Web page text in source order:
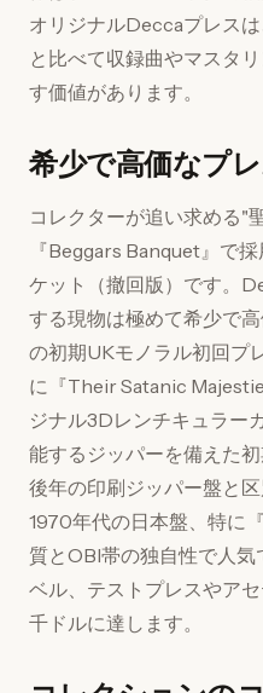
オリジナルDeccaプレス
と比べて収録曲やマスタ
す価値があります。
希少で高価なプ
コレクターが追い求める"
『Beggars Banquet』で
ケット（撤回版）です。
する現物は極めて希少で
の初期UKモノラル初回プ
に『Their Satanic
ジナル3Dレンチキュラー
能するジッパーを備えた
後年の印刷ジッパー盤と
1970年代の日本盤、特に
質とOBI帯の独自性で人
ベル、テストプレスやア
千ドルに達します。